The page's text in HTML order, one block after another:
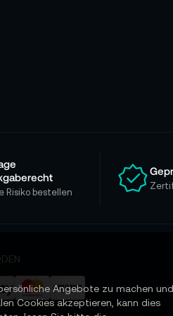
Risiko bestellen
Angebote zu machen und
Cookies akzeptieren, kann dies